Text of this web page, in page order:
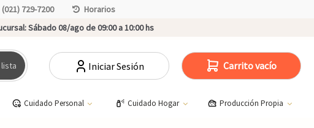
(021) 729-7200
Horarios
Sábado 08/ago de 09:00 a 10:00 hs
Iniciar Sesión Carrito vacío
Cuidado Personal Cuidado Hogar Producción Propia